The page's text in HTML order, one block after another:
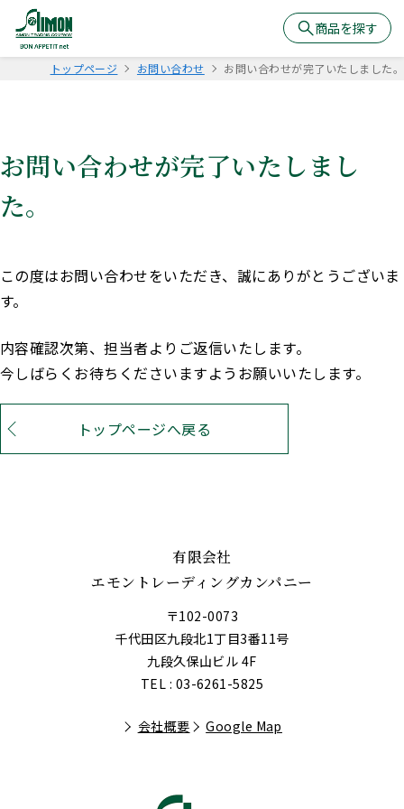
商品を探す
トップページ お問い合わせ お問い合わせが完了いたしました。
お問い合わせが完了いたしまし
た。
この度はお問い合わせをいただき、誠にありがとうございま
す。
内容確認次第、担当者よりご返信いたします。
今しばらくお待ちくださいますようお願いいたします。
トップページへ戻る
有限会社
エモントレーディングカンパニー
〒102-0073
千代田区九段北1丁目3番11号
九段久保山ビル 4F
TEL : 03-6261-5825
会社概要 Google Map